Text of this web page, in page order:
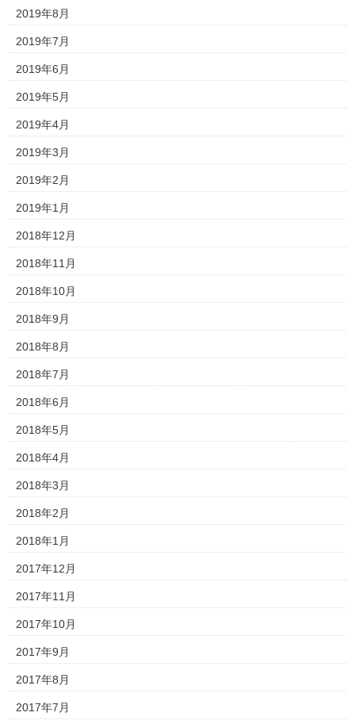
2019年8月
2019年7月
2019年6月
2019年5月
2019年4月
2019年3月
2019年2月
2019年1月
2018年12月
2018年11月
2018年10月
2018年9月
2018年8月
2018年7月
2018年6月
2018年5月
2018年4月
2018年3月
2018年2月
2018年1月
2017年12月
2017年11月
2017年10月
2017年9月
2017年8月
2017年7月